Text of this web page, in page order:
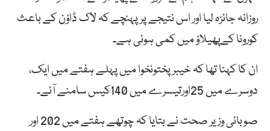
روزانہ جائزہ لیا اور اس نتیجے پر پہنچے کہ لاک ڈاؤن کے باعث
کورونا کےپھیلاؤ میں کمی ہوئی ہے۔
ان کا کہنا تھا کہ خیبرپختونخوا میں پہلے ہفتے میں ایک،
دوسرے میں 25اورتیسرے میں 140کیس سامنے آئے۔
صوبائی وزیر صحت نے بتایا کہ چوتھے ہفتے میں 202 اور